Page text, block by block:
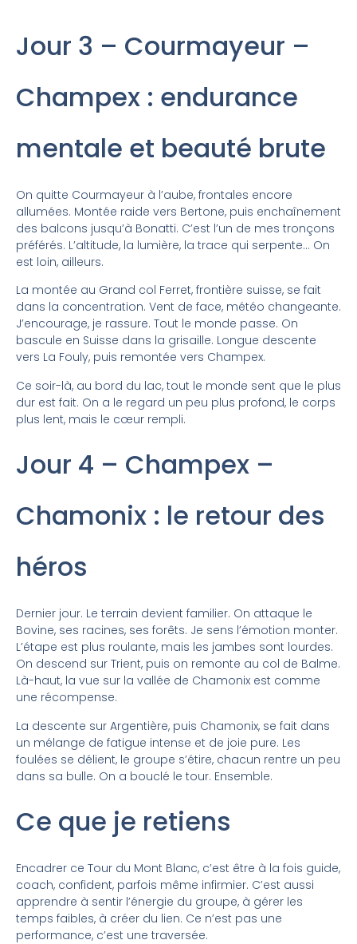
Jour 3 – Courmayeur –
Champex : endurance
mentale et beauté brute
On quitte Courmayeur à l’aube, frontales encore
allumées. Montée raide vers Bertone, puis enchaînement
des balcons jusqu’à Bonatti. C’est l’un de mes tronçons
préférés. L’altitude, la lumière, la trace qui serpente… On
est loin, ailleurs.
La montée au Grand col Ferret, frontière suisse, se fait
dans la concentration. Vent de face, météo changeante.
J’encourage, je rassure. Tout le monde passe. On
bascule en Suisse dans la grisaille. Longue descente
vers La Fouly, puis remontée vers Champex.
Ce soir-là, au bord du lac, tout le monde sent que le plus
dur est fait. On a le regard un peu plus profond, le corps
plus lent, mais le cœur rempli.
Jour 4 – Champex –
Chamonix : le retour des
héros
Dernier jour. Le terrain devient familier. On attaque le
Bovine, ses racines, ses forêts. Je sens l’émotion monter.
L’étape est plus roulante, mais les jambes sont lourdes.
On descend sur Trient, puis on remonte au col de Balme.
Là-haut, la vue sur la vallée de Chamonix est comme
une récompense.
La descente sur Argentière, puis Chamonix, se fait dans
un mélange de fatigue intense et de joie pure. Les
foulées se délient, le groupe s’étire, chacun rentre un peu
dans sa bulle. On a bouclé le tour. Ensemble.
Ce que je retiens
Encadrer ce Tour du Mont Blanc, c’est être à la fois guide,
coach, confident, parfois même infirmier. C’est aussi
apprendre à sentir l’énergie du groupe, à gérer les
temps faibles, à créer du lien. Ce n’est pas une
performance, c’est une traversée.